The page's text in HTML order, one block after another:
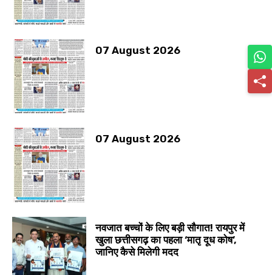
07 August 2026
07 August 2026
नवजात बच्चों के लिए बड़ी सौगात! रायपुर में
खुला छत्तीसगढ़ का पहला ‘मातृ दूध कोष’,
जानिए कैसे मिलेगी मदद